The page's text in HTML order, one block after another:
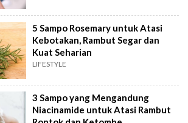
5 Sampo Rosemary untuk Atasi
Kebotakan, Rambut Segar dan
Kuat Seharian
LIFESTYLE
3 Sampo yang Mengandung
Niacinamide untuk Atasi Rambut